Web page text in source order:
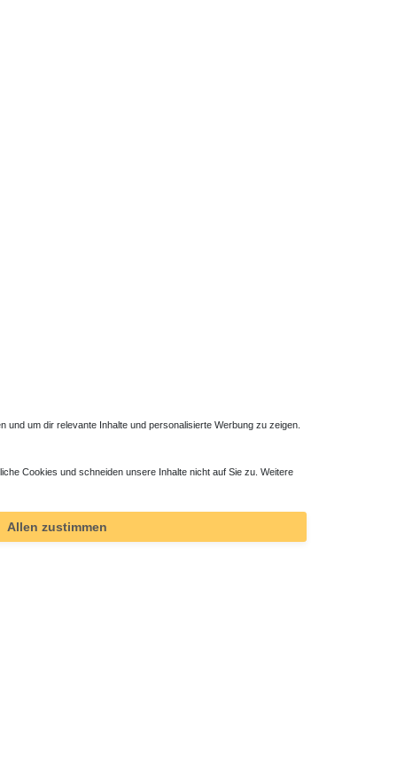
um dir relevante Inhalte und personalisierte Werbung zu zeigen.
Cookies und schneiden unsere Inhalte nicht auf Sie zu. Weitere
Allen zustimmen